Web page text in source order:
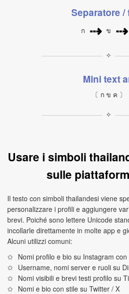
Separatore /
ก ⇢ ข ⇢
✧
Mini text
〔 ก ข ค 〕
✧
Usare i simboli
sulle
Il testo con simboli thailandesi viene
personalizzare i profili e aggiungere
brevi. Poiché sono lettere Unicode
incollarle direttamente in molte app e
Alcuni utilizzi comuni:
Nomi profilo e bio su Instagram
Username, nomi server e ruoli su
Nomi visibili e brevi testi profilo su
Nomi e bio con stile su Twitter / X